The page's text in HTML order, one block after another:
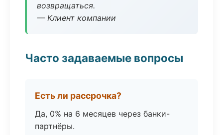
возвращаться.
— Клиент компании
Часто задаваемые вопросы
Есть ли рассрочка?
Да, 0% на 6 месяцев через банки-
партнёры.